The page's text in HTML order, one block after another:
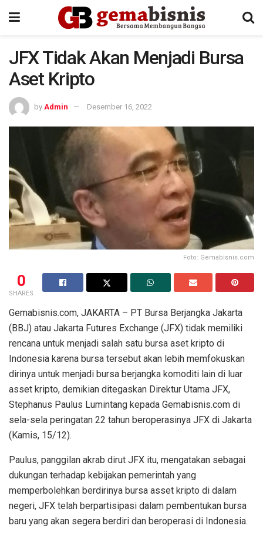
JFX Tidak Akan Menjadi Bursa
Aset Kripto
by Admin Desember 16, 2022
Foto: Gemabisnis.com
0
SHARES
Gemabisnis.com, JAKARTA – PT Bursa Berjangka Jakarta
(BBJ) atau Jakarta Futures Exchange (JFX) tidak memiliki
rencana untuk menjadi salah satu bursa aset kripto di
Indonesia karena bursa tersebut akan lebih memfokuskan
dirinya untuk menjadi bursa berjangka komoditi lain di luar
asset kripto, demikian ditegaskan Direktur Utama JFX,
Stephanus Paulus Lumintang kepada Gemabisnis.com di
sela-sela peringatan 22 tahun beroperasinya JFX di Jakarta
(Kamis, 15/12).
Paulus, panggilan akrab dirut JFX itu, mengatakan sebagai
dukungan terhadap kebijakan pemerintah yang
memperbolehkan berdirinya bursa asset kripto di dalam
negeri, JFX telah berpartisipasi dalam pembentukan bursa
baru yang akan segera berdiri dan beroperasi di Indonesia.